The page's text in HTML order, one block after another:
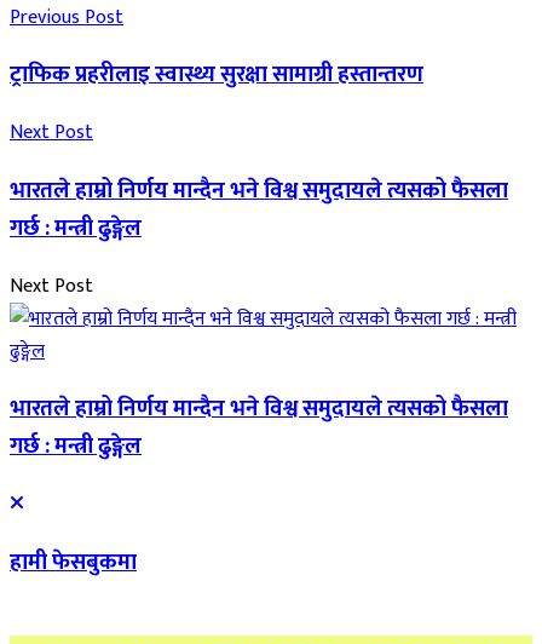
Previous Post
ट्राफिक प्रहरीलाइ स्वास्थ्य सुरक्षा सामाग्री हस्तान्तरण
Next Post
भारतले हाम्रो निर्णय मान्दैन भने विश्व समुदायले त्यसको फैसला
गर्छ : मन्त्री ढुङ्गेल
Next Post
भारतले हाम्रो निर्णय मान्दैन भने विश्व समुदायले त्यसको फैसला
गर्छ : मन्त्री ढुङ्गेल
हामी फेसबुकमा